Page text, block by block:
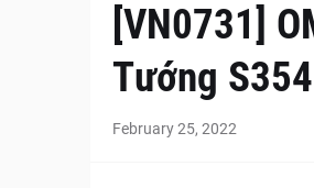
[VN0731]
Tướng
February 25, 2022